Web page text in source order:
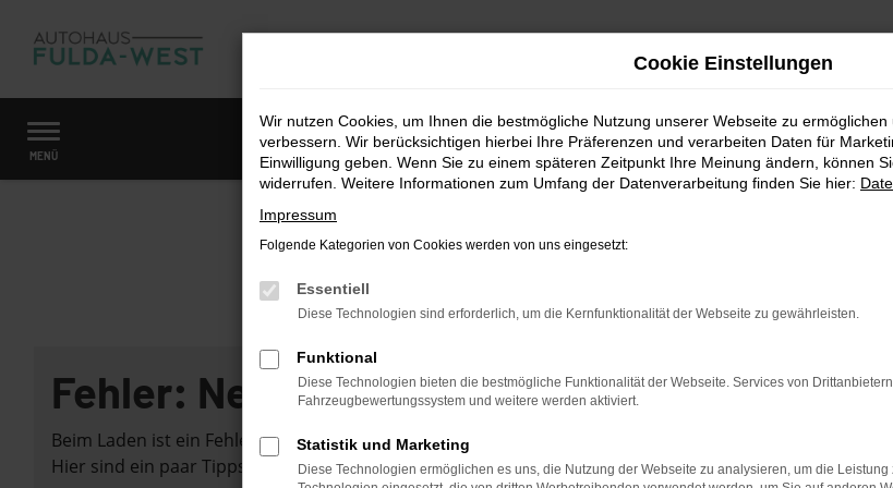
Zum
Hauptinhalt
MENÜ
Startseite Fahrzeugmarkt
Fehler: Network Error
Beim Laden ist ein Fehler aufgetreten.
Hier sind ein paar Tipps, die dir helfen können:
Cookie Einstellungen
Wir nutzen Cookies, um Ihnen die bestmögliche Nutzung unserer Webseite zu
verbessern. Wir berücksichtigen hierbei Ihre Präferenzen und verarbeiten Daten für
Einwilligung geben. Wenn Sie zu einem späteren Zeitpunkt Ihre Meinung ändern, können
widerrufen. Weitere Informationen zum Umfang der Datenverarbeitung finden Sie hier:
Impressum
Folgende Kategorien von Cookies werden von uns eingesetzt:
Essentiell
Diese Technologien sind erforderlich, um die Kernfunktionalität der Webseite zu gewährleisten.
Funktional
Diese Technologien bieten die bestmögliche Funktionalität der Webseite. Services von
Fahrzeugbewertungssystem und weitere werden aktiviert.
Statistik und Marketing
Diese Technologien ermöglichen es uns, die Nutzung der Webseite zu analysieren, um die